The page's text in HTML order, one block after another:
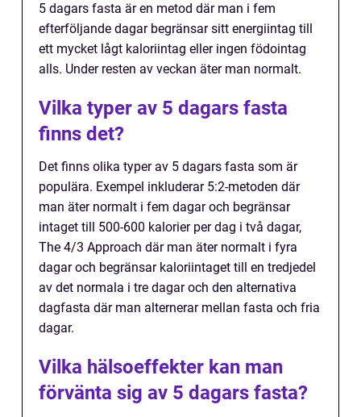
5 dagars fasta är en metod där man i fem
efterföljande dagar begränsar sitt energiintag till
ett mycket lågt kaloriintag eller ingen födointag
alls. Under resten av veckan äter man normalt.
Vilka typer av 5 dagars fasta
finns det?
Det finns olika typer av 5 dagars fasta som är
populära. Exempel inkluderar 5:2-metoden där
man äter normalt i fem dagar och begränsar
intaget till 500-600 kalorier per dag i två dagar,
The 4/3 Approach där man äter normalt i fyra
dagar och begränsar kaloriintaget till en tredjedel
av det normala i tre dagar och den alternativa
dagfasta där man alternerar mellan fasta och fria
dagar.
Vilka hälsoeffekter kan man
förvänta sig av 5 dagars fasta?